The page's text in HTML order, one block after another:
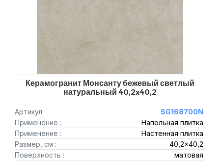
Керамогранит Монсанту бежевый светлый
натуральный 40,2x40,2
Артикул
SG168700N
Применение :
Напольная плитка
Применение :
Настенная плитка
Размер, см :
40,2x40,2
Поверхность :
матовая